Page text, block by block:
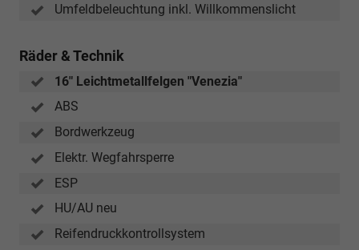
Umfeldbeleuchtung inkl. Willkommenslicht
Räder & Technik
16" Leichtmetallfelgen "Venezia"
ABS
Bordwerkzeug
Elektr. Wegfahrsperre
ESP
HU/AU neu
Reifendruckkontrollsystem